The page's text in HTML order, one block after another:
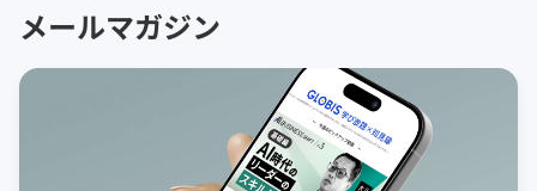
メールマガジン